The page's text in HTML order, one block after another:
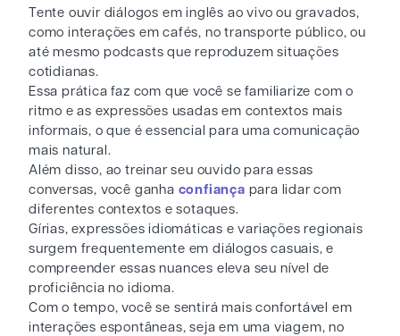
Tente ouvir diálogos em inglês ao vivo ou gravados,
como interações em cafés, no transporte público, ou
até mesmo podcasts que reproduzem situações
cotidianas.
Essa prática faz com que você se familiarize com o
ritmo e as expressões usadas em contextos mais
informais, o que é essencial para uma comunicação
mais natural.
Além disso, ao treinar seu ouvido para essas
conversas, você ganha confiança para lidar com
diferentes contextos e sotaques.
Gírias, expressões idiomáticas e variações regionais
surgem frequentemente em diálogos casuais, e
compreender essas nuances eleva seu nível de
proficiência no idioma.
Com o tempo, você se sentirá mais confortável em
interações espontâneas, seja em uma viagem, no